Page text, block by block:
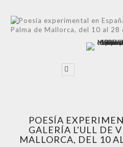
POESÍA
GALERÍA L'ULL DE
MALLORCA, DEL 10